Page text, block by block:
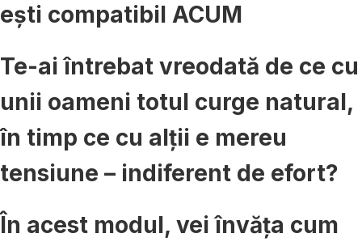
ești compatibil ACUM
Te-ai întrebat vreodată de ce cu
unii oameni totul curge natural,
în timp ce cu alții e mereu
tensiune – indiferent de efort?
În acest modul, vei învăța cum